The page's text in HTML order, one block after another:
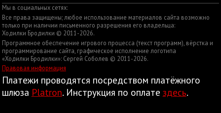
Мы в социальных сетях:
Все права защищены; любое использование материалов сайта возможно
только при наличии письменного разрешения его владельца:
Ходилки Бродилки © 2011-2026.
Программное обеспечение игрового процесса (текст программ), вёрстка и
программирование сайта, графическое исполнение логотипа
«Ходилки Бродилки»: Сергей Соболев © 2011-2026.
Правовая информация
Платежи проводятся посредством платёжного
шлюза Platron. Инструкция по оплате здесь.